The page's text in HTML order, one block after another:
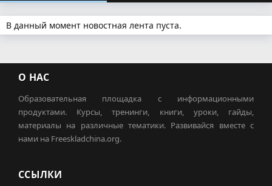
В данный момент новостная лента пуста.
О НАС
Образовательная площадка с информационными
продуктами. Курсы, тренинги, книги, уроки, гайды,
материалы на различные тематики. Развивайся вместе с
нами на Freeskladchina.org.
ССЫЛКИ